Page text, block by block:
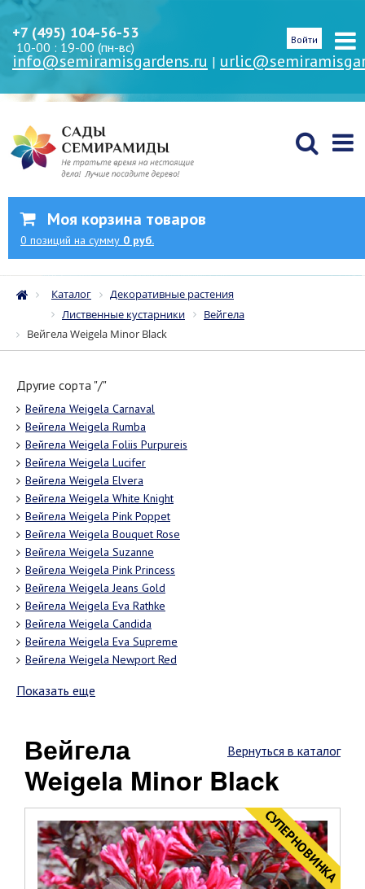
+7 (495) 104-56-53
10-00 : 19-00 (пн-вс)
info@semiramisgardens.ru |
Войти
Моя корзина товаров
0 позиций на сумму 0 руб.
Каталог
Декоративные растения
Лиственные кустарники
Вейгела
Вейгела Weigela Minor Black
Другие сорта "/"
Вейгела Weigela Carnaval
Вейгела Weigela Rumba
Вейгела Weigela Foliis Purpureis
Вейгела Weigela Lucifer
Вейгела Weigela Elvera
Вейгела Weigela White Knight
Вейгела Weigela Pink Poppet
Вейгела Weigela Bouquet Rose
Вейгела Weigela Suzanne
Вейгела Weigela Pink Princess
Вейгела Weigela Jeans Gold
Вейгела Weigela Eva Rathke
Вейгела Weigela Candida
Вейгела Weigela Eva Supreme
Вейгела Weigela Newport Red
Показать еще
Вернуться в каталог
Вейгела
Weigela Minor Black
CУПЕРНОВИНКА